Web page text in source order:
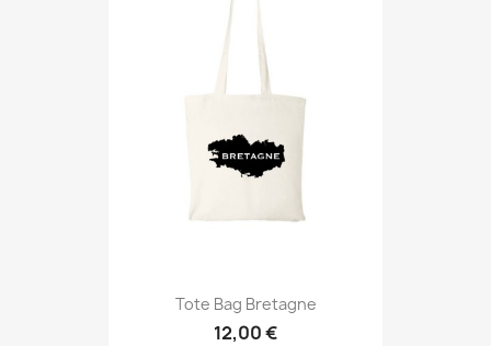
Tote Bag Bretagne
12,00 €